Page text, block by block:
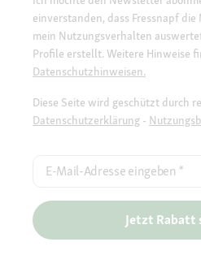
einverstanden, dass Fressnapf
mein Nutzungsverhalten
Profile erstellt. Weitere Hinweise
Datenschutzhinweisen.
Diese Seite wird geschützt durch
Datenschutzerklärung -
E-Mail-Adresse eingeben *
Jetzt Rabatt